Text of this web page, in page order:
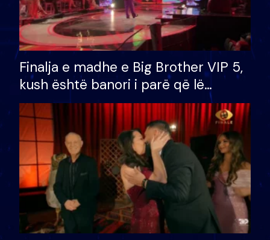
Finalja e madhe e Big Brother VIP 5,
kush është banori i parë që lë
shtëpinë dhe humb mundësinë për
të fituar çmimin e madh